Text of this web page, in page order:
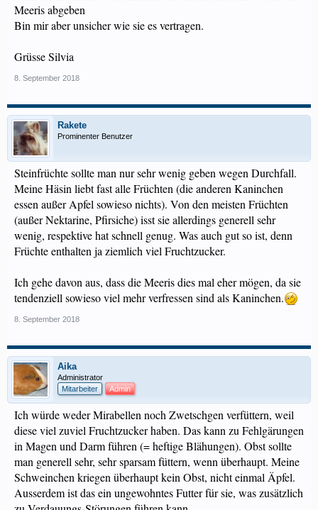
Meeris abgeben
Bin mir aber unsicher wie sie es vertragen.
Grüsse Silvia
8. September 2018
Rakete
Prominenter Benutzer
Steinfrüchte sollte man nur sehr wenig geben wegen Durchfall.
Meine Häsin liebt fast alle Früchten (die anderen Kaninchen
essen außer Apfel sowieso nichts). Von den meisten Früchten
(außer Nektarine, Pfirsiche) isst sie allerdings generell sehr
wenig, respektive hat schnell genug. Was auch gut so ist, denn
Früchte enthalten ja ziemlich viel Fruchtzucker.
Ich gehe davon aus, dass die Meeris dies mal eher mögen, da sie
tendenziell sowieso viel mehr verfressen sind als Kaninchen.
8. September 2018
Aika
Administrator
Mitarbeiter
Admin
Ich würde weder Mirabellen noch Zwetschgen verfüttern, weil
diese viel zuviel Fruchtzucker haben. Das kann zu Fehlgärungen
in Magen und Darm führen (= heftige Blähungen). Obst sollte
man generell sehr, sehr sparsam füttern, wenn überhaupt. Meine
Schweinchen kriegen überhaupt kein Obst, nicht einmal Äpfel.
Ausserdem ist das ein ungewohntes Futter für sie, was zusätzlich